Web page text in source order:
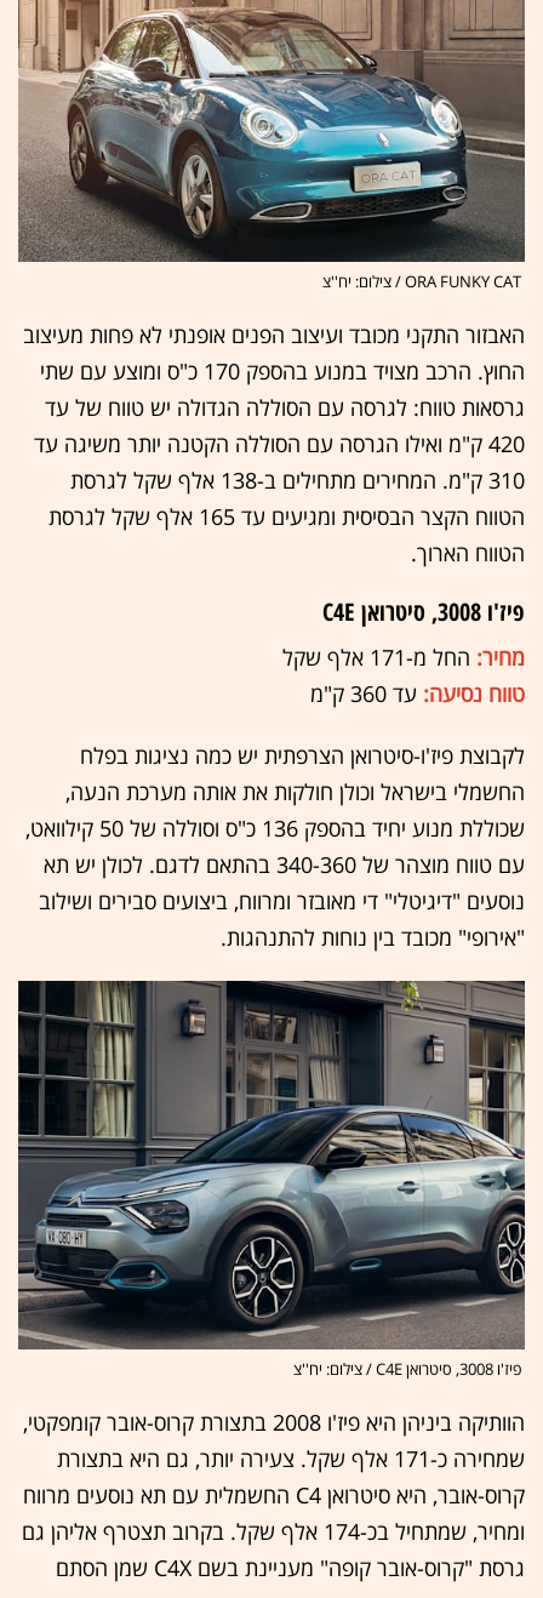
האבזור התקני מכובד ועיצוב הפנים אופנתי לא פחות מעיצוב
החוץ. הרכב מצויד במנוע בהספק 170 כ"ס ומוצע עם שתי
גרסאות טווח: לגרסה עם הסוללה הגדולה יש טווח של עד
420 ק"מ ואילו הגרסה עם הסוללה הקטנה יותר משיגה עד
310 ק"מ. המחירים מתחילים ב-138 אלף שקל לגרסת
הטווח הקצר הבסיסית ומגיעים עד 165 אלף שקל לגרסת
הטווח הארוך.
פיז'ו 3008, סיטרואן C4E
מחיר: החל מ-171 אלף שקל
טווח נסיעה: עד 360 ק"מ
לקבוצת פיז'ו-סיטרואן הצרפתית יש כמה נציגות בפלח
החשמלי בישראל וכולן חולקות את אותה מערכת הנעה,
שכוללת מנוע יחיד בהספק 136 כ"ס וסוללה של 50 קילוואט,
עם טווח מוצהר של 340-360 בהתאם לדגם. לכולן יש תא
נוסעים "דיגיטלי" די מאובזר ומרווח, ביצועים סבירים ושילוב
"אירופי" מכובד בין נוחות להתנהגות.
פיז'ו 3008, סיטרואן C4E / צילום: יח''צ
הוותיקה ביניהן היא פיז'ו 2008 בתצורת קרוס-אובר קומפקטי,
שמחירה כ-171 אלף שקל. צעירה יותר, גם היא בתצורת
קרוס-אובר, היא סיטרואן C4 החשמלית עם תא נוסעים מרווח
ומחיר, שמתחיל בכ-174 אלף שקל. בקרוב תצטרף אליהן גם
גרסת "קרוס-אובר קופה" מעניינת בשם C4X שמן הסתם